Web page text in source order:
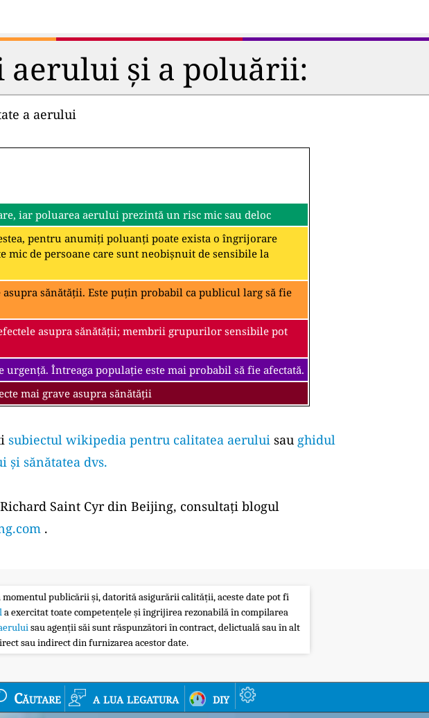
aerului și a poluării:
a aerului
iar poluarea aerului prezintă un risc mic sau deloc
pentru anumiți poluanți poate exista o îngrijorare
mic de persoane care sunt neobișnuit de sensibile la
sănătății. Este puțin probabil ca publicul larg să fie
asupra sănătății; membrii grupurilor sensibile pot
Întreaga populație este mai probabil să fie afectată.
mai grave asupra sănătății
subiectul wikipedia pentru calitatea aeruluisau ghidul
și sănătatea dvs.
Saint Cyr din Beijing, consultați blogul
.
publicării și, datorită asigurării calității, aceste date pot fi
a exercitat toate competențele și îngrijirea rezonabilă în compilarea
sau agenții săi sunt răspunzători în contract, delictuală sau în alt
sau indirect din furnizarea acestor date.
Căutare a lua legatura diy